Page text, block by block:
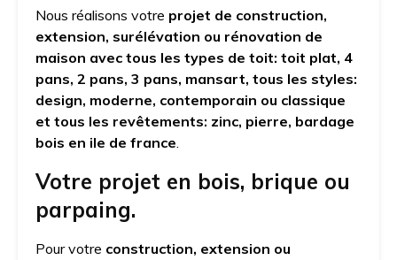
Nous réalisons votre projet de construction,
extension, surélévation ou rénovation de
maison avec tous les types de toit: toit plat, 4
pans, 2 pans, 3 pans, mansart, tous les styles:
design, moderne, contemporain ou classique
et tous les revêtements: zinc, pierre, bardage
bois en ile de france.
Votre projet en bois, brique ou
parpaing.
Pour votre construction, extension ou